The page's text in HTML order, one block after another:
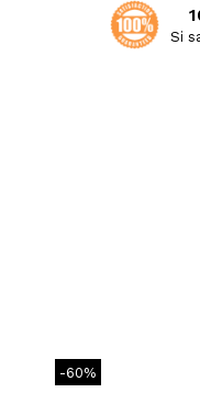
Si
-60%